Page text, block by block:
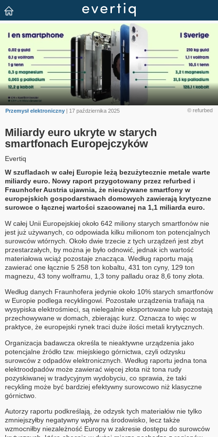
© refurbed
Przemysł elektroniczny | 17 października 2025
Miliardy euro ukryte w starych
smartfonach Europejczyków
Evertiq
W szufladach w całej Europie leżą bezużytecznie metale warte
miliardy euro. Nowy raport przygotowany przez refurbed i
Fraunhofer Austria ujawnia, że nieużywane smartfony w
europejskich gospodarstwach domowych zawierają krytyczne
surowce o łącznej wartości szacowanej na 1,1 miliarda euro.
W całej Unii Europejskiej około 642 miliony starych smartfonów nie
jest już używanych, co odpowiada kilku milionom ton potencjalnych
surowców wtórnych. Około dwie trzecie z tych urządzeń jest zbyt
przestarzałych, by można je było odnowić, jednak ich wartość
materiałowa wciąż pozostaje znacząca. Według raportu mają
zawierać one łącznie 5 258 ton kobaltu, 431 ton cyny, 129 ton
magnezu, 43 tony wolframu, 1,3 tony palladu oraz 8,6 tony złota.
Według danych Fraunhofera jedynie około 10% starych smartfonów
w Europie podlega recyklingowi. Pozostałe urządzenia trafiają na
wysypiska elektrośmieci, są nielegalnie eksportowane lub pozostają
przechowywane w domach, zbierając kurz. Oznacza to więc w
praktyce, że europejski rynek traci duże ilości metali krytycznych.
Organizacja badawcza określa te nieaktywne urządzenia jako
potencjalne źródło tzw. miejskiego górnictwa, czyli odzysku
surowców z odpadów elektronicznych. Według raportu jedna tona
elektroodpadów może zawierać więcej złota niż tona rudy
pozyskiwanej w tradycyjnym wydobyciu, co sprawia, że taki
recykling może być bardziej efektywny surowcowo niż klasyczne
górnictwo.
Autorzy raportu podkreślają, że odzysk tych materiałów nie tylko
zmniejszyłby negatywny wpływ na środowisko, lecz także
wzmocniłby niezależność Europy w zakresie dostępu do surowców